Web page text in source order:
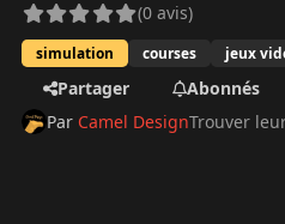
(0 avis)
simulation courses jeux
Partager
Abonnés
Par Camel DesignTrouver